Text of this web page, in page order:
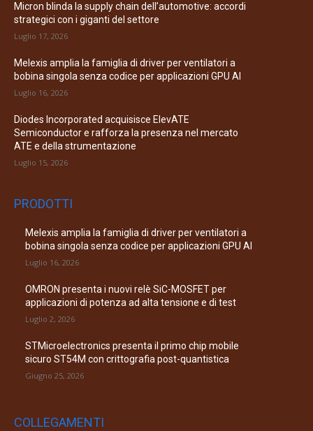
Micron blinda la supply chain dell’automotive: accordi
strategici con i giganti del settore
Luglio 17, 2026
Melexis amplia la famiglia di driver per ventilatori a
bobina singola senza codice per applicazioni GPU AI
Luglio 16, 2026
Diodes Incorporated acquisisce ElevATE
Semiconductor e rafforza la presenza nel mercato
ATE e della strumentazione
Luglio 15, 2026
PRODOTTI
Melexis amplia la famiglia di driver per ventilatori a
bobina singola senza codice per applicazioni GPU AI
Luglio 16, 2026
OMRON presenta i nuovi relè SiC-MOSFET per
applicazioni di potenza ad alta tensione e di test
Luglio 2, 2026
STMicroelectronics presenta il primo chip mobile
sicuro ST54M con crittografia post-quantistica
Giugno 25, 2026
COLLEGAMENTI